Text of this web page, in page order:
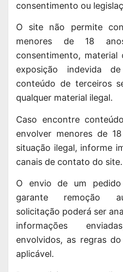
consentimento ou
O site não permite
menores de 18
consentimento, material
exposição indevida
conteúdo de terceiros
qualquer material ilegal.
Caso encontre
envolver menores de
situação ilegal, informe
canais de contato do site.
O envio de um
garante remoção
solicitação poderá ser
informações
envolvidos, as regras
aplicável.